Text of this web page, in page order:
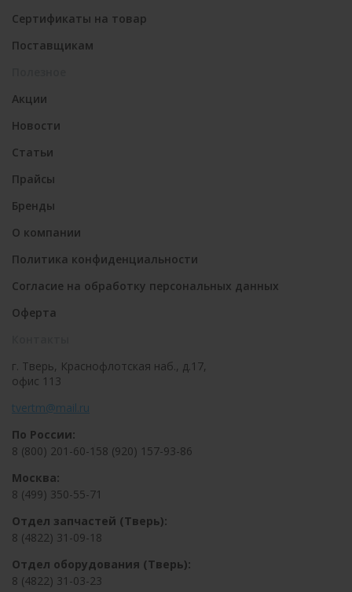
Сертификаты на товар
Поставщикам
Акции
Новости
Статьи
Прайсы
Бренды
О компании
Политика конфиденциальности
Согласие на обработку персональных данных
Оферта
г. Тверь, Краснофлотская наб., д.17,
офис 113
tvertm@mail.ru
По России:
8 (800) 201-60-158 (920) 157-93-86
Москва:
8 (499) 350-55-71
Отдел запчастей (Тверь):
8 (4822) 31-09-18
Отдел оборудования (Тверь):
8 (4822) 31-03-23